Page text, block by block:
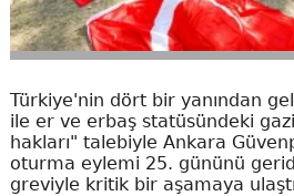
Türkiye'nin dört bir yanından
ile er ve erbaş statüsündeki
hakları" talebiyle Ankara
oturma eylemi 25. gününü
greviyle kritik bir aşamaya